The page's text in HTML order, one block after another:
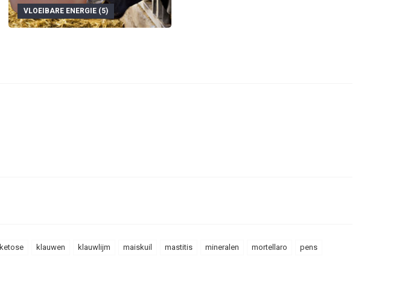
VLOEIBARE ENERGIE (5)
ketose klauwen klauwlijm maiskuil mastitis mineralen mortellaro pens